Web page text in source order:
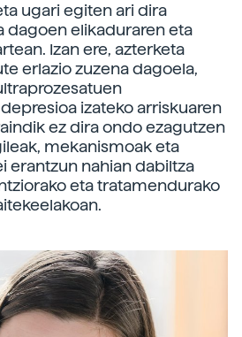
ugari egiten ari dira
dagoen elikaduraren eta
Izan ere, azterketa
erlazio zuzena dagoela,
izateko arriskuaren
ez dira ondo ezagutzen
mekanismoak eta
erantzun nahian dabiltza
eta tratamendurako